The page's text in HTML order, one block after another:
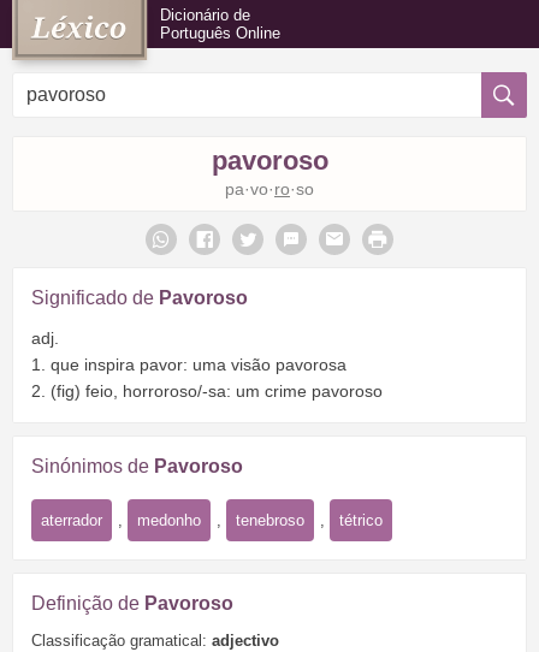
Dicionário de
Português Online
pavoroso
pa·vo·ro·so
Significado de Pavoroso
adj.
1. que inspira pavor: uma visão pavorosa
2. (fig) feio, horroroso/-sa: um crime pavoroso
Sinónimos de Pavoroso
aterrador medonho tenebroso tétrico
Definição de Pavoroso
Classificação gramatical: adjectivo